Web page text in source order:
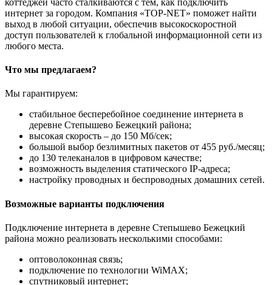
интернет за городом. Компания «TOP-NET» поможет найти
выход в любой ситуации, обеспечив высокоскоростной
доступ пользователей к глобальной информационной сети из
любого места.
Что мы предлагаем?
Мы гарантируем:
стабильное бесперебойное соединение интернета в
деревне Степышево Бежецкий района;
высокая скорость – до 150 Мб/сек;
большой выбор безлимитных пакетов от 455 руб./месяц;
до 130 телеканалов в цифровом качестве;
возможность выделения статического IP-адреса;
настройку проводных и беспроводных домашних сетей.
Возможные варианты подключения
Подключение интернета в деревне Степышево Бежецкий
района можно реализовать несколькими способами:
оптоволоконная связь;
подключение по технологии WiMAX;
спутниковый интернет;